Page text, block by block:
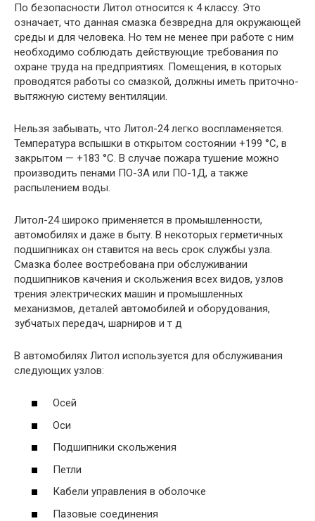
По безопасности Литол относится к 4 классу. Это
означает, что данная смазка безвредна для окружающей
среды и для человека. Но тем не менее при работе с ним
необходимо соблюдать действующие требования по
охране труда на предприятиях. Помещения, в которых
проводятся работы со смазкой, должны иметь приточно-
вытяжную систему вентиляции.
Нельзя забывать, что Литол-24 легко воспламеняется.
Температура вспышки в открытом состоянии +199 °С, в
закрытом — +183 °С. В случае пожара тушение можно
производить пенами ПО-3А или ПО-1Д, а также
распылением воды.
Литол-24 широко применяется в промышленности,
автомобилях и даже в быту. В некоторых герметичных
подшипниках он ставится на весь срок службы узла.
Смазка более востребована при обслуживании
подшипников качения и скольжения всех видов, узлов
трения электрических машин и промышленных
механизмов, деталей автомобилей и оборудования,
зубчатых передач, шарниров и т д
В автомобилях Литол используется для обслуживания
следующих узлов:
Осей
Оси
Подшипники скольжения
Петли
Кабели управления в оболочке
Пазовые соединения